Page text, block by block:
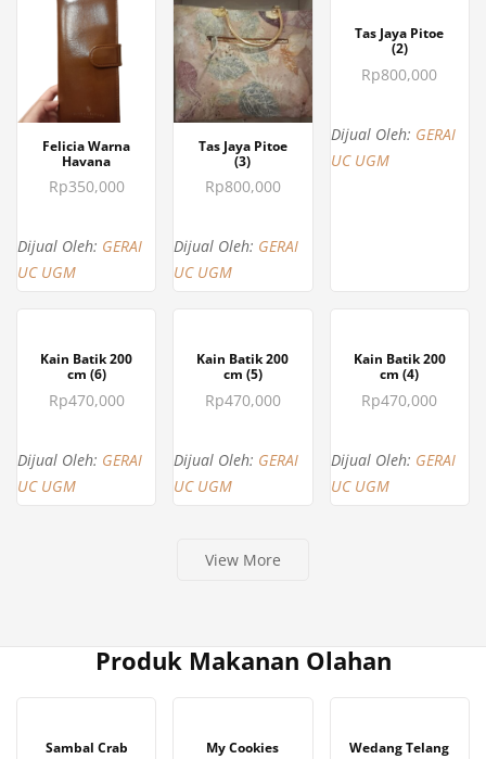
BELI SEKARANG
Felicia Warna
Havana
Rp350,000
Dijual Oleh: GERAI
UC UGM
BELI SEKARANG
Tas Jaya Pitoe
(3)
Rp800,000
Dijual Oleh: GERAI
UC UGM
BELI SEKARANG
Tas Jaya Pitoe
(2)
Rp800,000
Dijual Oleh: GERAI
UC UGM
BELI SEKARANG
Kain Batik 200
cm (6)
Rp470,000
Dijual Oleh: GERAI
UC UGM
BELI SEKARANG
Kain Batik 200
cm (5)
Rp470,000
Dijual Oleh: GERAI
UC UGM
BELI SEKARANG
Kain Batik 200
cm (4)
Rp470,000
Dijual Oleh: GERAI
UC UGM
View More
Produk Makanan Olahan
BELI SEKARANG
Sambal Crab BELI SEKARANG
My Cookies BELI SEKARANG
Wedang Telang